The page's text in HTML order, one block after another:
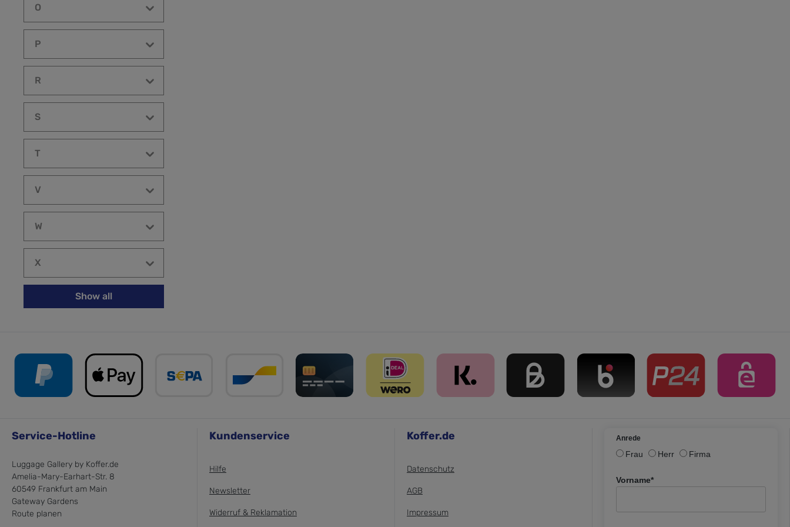
O
P
R
S
T
V
W
X
Show all
Service-Hotline
Luggage Gallery by Koffer.de
Amelia-Mary-Earhart-Str. 8
60549 Frankfurt am Main
Gateway Gardens
Route planen
Kundenservice
Hilfe
Newsletter
Widerruf & Reklamation
Koffer.de
Datenschutz
AGB
Impressum
Anrede
Frau Herr Firma
Vorname*